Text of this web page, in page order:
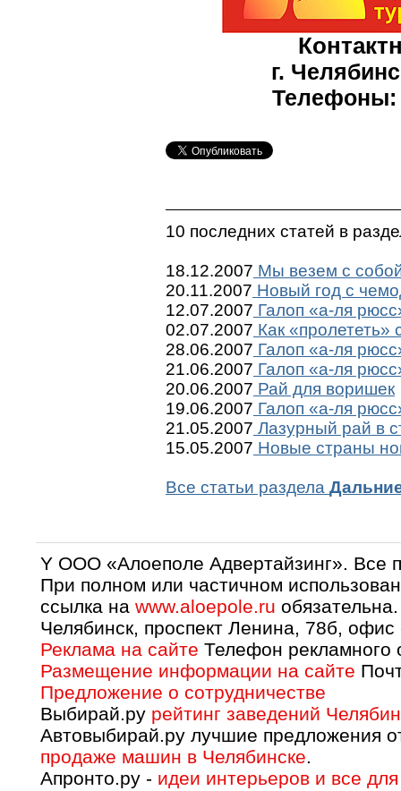
г.
Телефоны:
10 последних статей в
18.12.2007 Мы везем с
20.11.2007 Новый год с
12.07.2007 Галоп «а-ля
02.07.2007 Как «пролететь»
28.06.2007 Галоп «а-ля
21.06.2007 Галоп «а-ля
20.06.2007 Рай для воришек
19.06.2007 Галоп «а-ля
21.05.2007 Лазурный рай в
15.05.2007 Новые страны
Все статьи раздела
Y OOO «Алоеполе Адвертайзинг».
При полном или частичном
ссылка на www.aloepole.ru обязательна.
Челябинск, проспект Ленина, 78б, офис
Реклама на сайте Телефон рекламного
Размещение информации на сайте
Предложение о сотрудничестве
Выбирай.ру рейтинг заведений
Автовыбирай.ру лучшие предложения
продаже машин в Челябинске.
Апронто.ру - идеи интерьеров и все